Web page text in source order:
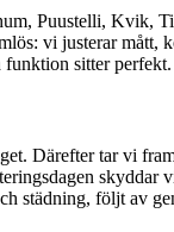
Puustelli, Kvik,
vi justerar mått,
funktion sitter perfekt.
Därefter tar vi
skyddar
städning, följt av